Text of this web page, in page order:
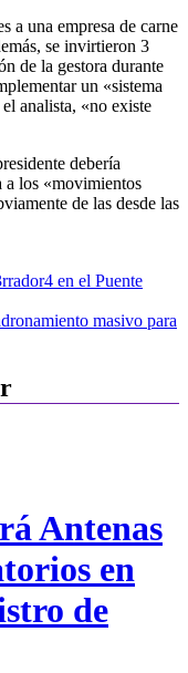
a una empresa de carne
se invirtieron 3
de la gestora durante
un «sistema
analista, «no existe
debería
a los «movimientos
de las desde las
en el Puente
masivo para
Antenas
en
de